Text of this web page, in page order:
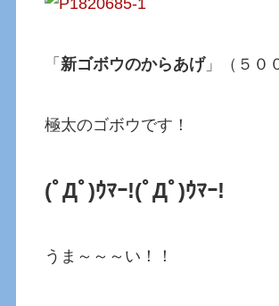
「新ゴボウのからあげ」（５０
極太のゴボウです！
(ﾟДﾟ)ｳﾏｰ!(ﾟДﾟ)ｳﾏｰ!
うま～～～い！！